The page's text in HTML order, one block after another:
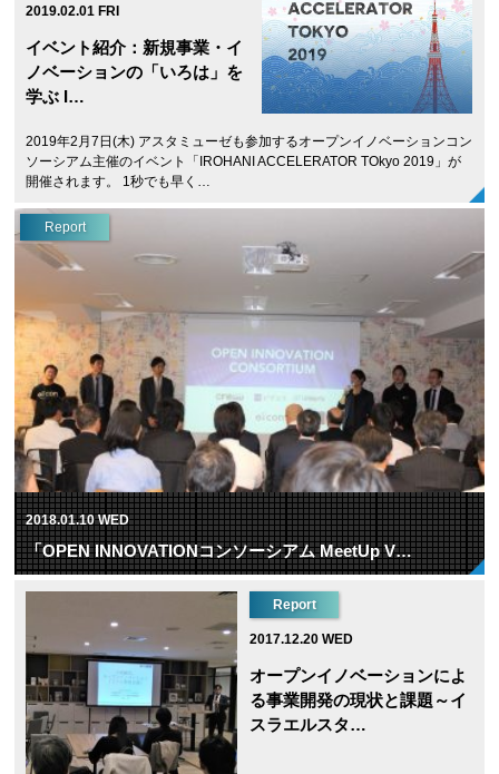
2019.02.01 FRI
イベント紹介：新規事業・イ
ノベーションの「いろは」を
学ぶ I…
2019年2月7日(木) アスタミューゼも参加するオープンイノベーションコン
ソーシアム主催のイベント「IROHANI ACCELERATOR TOkyo 2019」が
開催されます。 1秒でも早く…
Report
2018.01.10 WED
「OPEN INNOVATIONコンソーシアム MeetUp V…
Report
2017.12.20 WED
オープンイノベーションによ
る事業開発の現状と課題～イ
スラエルスタ…